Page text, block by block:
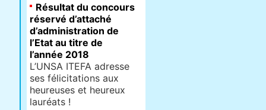
Résultat du concours
réservé d’attaché
d’administration de
l’Etat au titre de
l’année 2018
L’UNSA ITEFA adresse
ses félicitations aux
heureuses et heureux
lauréats !